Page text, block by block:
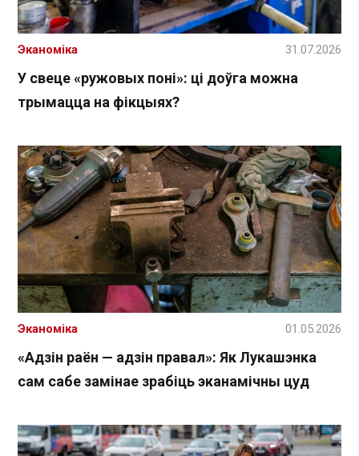
У свеце «ружовых поні»: ці доўга можна
трымацца на фікцыях?
Эканоміка 31.07.2026
«Адзін раён — адзін правал»: Як Лукашэнка
сам сабе замінае зрабіць эканамічны цуд
Эканоміка 01.05.2026